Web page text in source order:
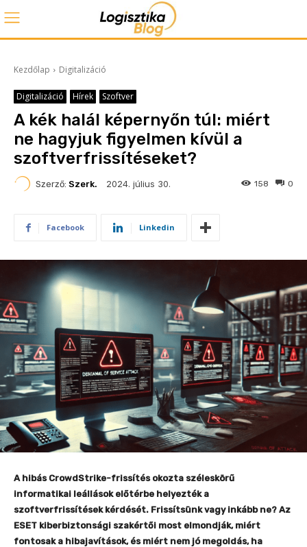
Kezdőlap Digitalizáció
Digitalizáció Hírek Szoftver
A kék halál képernyőn túl: miért
ne hagyjuk figyelmen kívül a
szoftverfrissítéseket?
Szerző: Szerk. 2024. július 30. 0
158
Facebook Linkedin
A hibás CrowdStrike-frissítés okozta széleskörű
informatikai leállások előtérbe helyezték a
szoftverfrissítések kérdését. Frissítsünk vagy inkább ne? Az
ESET kiberbiztonsági szakértői most elmondják, miért
fontosak a hibajavítások, és miért nem jó megoldás, ha